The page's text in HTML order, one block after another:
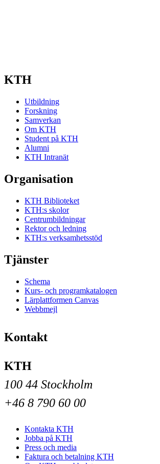
KTH
Utbildning
Forskning
Samverkan
Om KTH
Student på KTH
Alumni
KTH Intranät
Organisation
KTH Biblioteket
KTH:s skolor
Centrumbildningar
Rektor och ledning
KTH:s verksamhetsstöd
Tjänster
Schema
Kurs- och programkatalogen
Lärplattformen Canvas
Webbmejl
Kontakt
KTH
100 44 Stockholm
+46 8 790 60 00
Kontakta KTH
Jobba på KTH
Press och media
Faktura och betalning KTH